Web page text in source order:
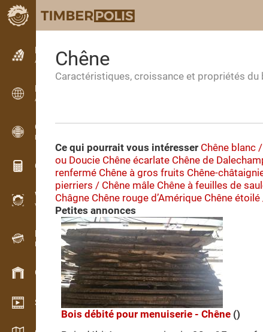
Petites annonces
Annonces texte
Petites annonces
Annonces internationales
OPTI-TIMB
Plans de débit
Calculateurs pour le bois
WoodProfi
Volume de bois avec IA
Enregistreur
Inventaire du bois sur le terrain
Gestion du stock
Schowroom vidéo
Chêne
Caractéristiques, croissance et propriétés du
Ce qui pourrait vous intéresser Chêne blanc
ou Doucie Chêne écarlate Chêne de
renfermé Chêne à gros fruits Chêne-
pierriers / Chêne mâle Chêne à feuilles de
Châgne Chêne rouge d’Amérique Chêne
Petites annonces
Bois débité pour menuiserie - Chêne ()